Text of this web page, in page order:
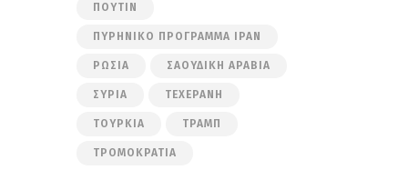
ΠΟΎΤΙΝ
ΠΥΡΗΝΙΚΌ ΠΡΌΓΡΑΜΜΑ ΙΡΆΝ
ΡΩΣΊΑ ΣΑΟΥΔΙΚΉ ΑΡΑΒΊΑ
ΣΥΡΊΑ ΤΕΧΕΡΆΝΗ
ΤΟΥΡΚΊΑ ΤΡΑΜΠ
ΤΡΟΜΟΚΡΑΤΊΑ